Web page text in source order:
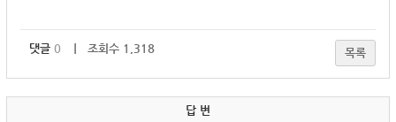
댓글 0 ｜ 조회수 1,318 목록
답 변